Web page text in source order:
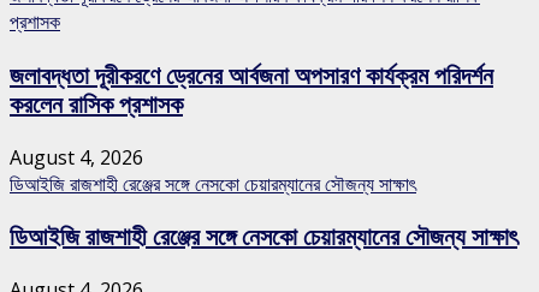
প্রশাসক
জলাবদ্ধতা দূরীকরণে ড্রেনের আর্বজনা অপসারণ কার্যক্রম পরিদর্শন
করলেন রাসিক প্রশাসক
August 4, 2026
ডিআইজি রাজশাহী রেঞ্জের সঙ্গে নেসকো চেয়ারম্যানের সৌজন্য সাক্ষাৎ
ডিআইজি রাজশাহী রেঞ্জের সঙ্গে নেসকো চেয়ারম্যানের সৌজন্য সাক্ষাৎ